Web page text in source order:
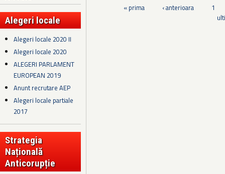
Alegeri locale
Alegeri locale 2020 II
Alegeri locale 2020
ALEGERI PARLAMENT
EUROPEAN 2019
Anunt recrutare AEP
Alegeri locale partiale
2017
Strategia
Națională
Anticorupție
Pagini« prima ‹ anterioara
1